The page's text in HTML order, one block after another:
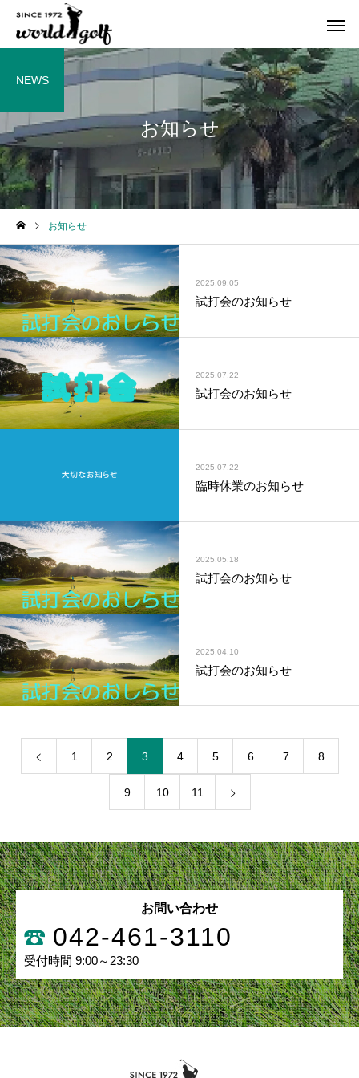
お知らせ
NEWS
お知らせ
2025.09.05
試打会のお知らせ
2025.07.22
試打会のお知らせ
2025.07.22
臨時休業のお知らせ
2025.05.18
試打会のお知らせ
2025.04.10
試打会のお知らせ
1 2 3 4 5 6 7 8
9 10 11
お問い合わせ
042-461-3110
受付時間 9:00～23:30